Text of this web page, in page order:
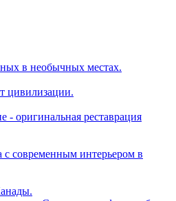
в необычных местах.
цивилизации.
- оригинальная реставрация
современным интерьером в